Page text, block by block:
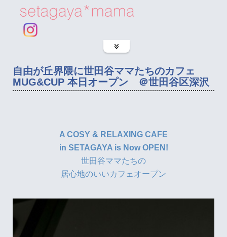
自由が丘界隈に世田谷ママたちのカフェ
MUG&CUP 本日オープン ＠世田谷区深沢
A COSY & RELAXING CAFE
in SETAGAYA is Now OPEN!
世田谷ママたちの
居心地のいいカフェオープン